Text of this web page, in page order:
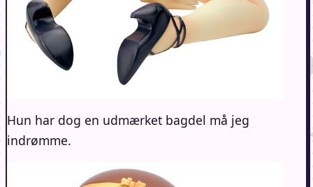
Hun har dog en udmærket bagdel må jeg
indrømme.